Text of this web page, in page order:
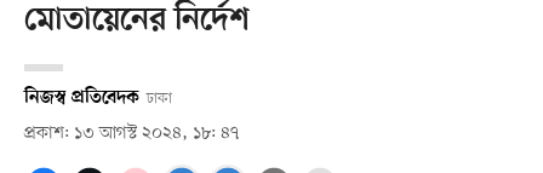
মোতায়েনের নির্দেশ
নিজস্ব প্রতিবেদক ঢাকা
প্রকাশ: ১৩ আগস্ট ২০২৪, ১৮: ৪৭